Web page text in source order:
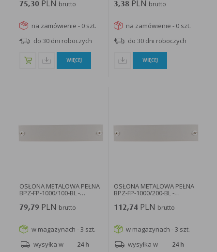
75,30PLN brutto
na zamówienie - 0 szt.
do 30 dni roboczych
WIĘCEJ
3,38 PLN brutto
na zamówienie - 0 szt.
do 30 dni roboczych
WIĘCEJ
OSŁONA METALOWA PEŁNA
BPZ-FP-1000/100-BL -
79,79PLN brutto
w magazynach - 3 szt.
wysyłka w
24 h
OSŁONA METALOWA PEŁNA
BPZ-FP-1000/200-BL -
112,74 PLN brutto
w magazynach - 3 szt.
wysyłka w
24 h